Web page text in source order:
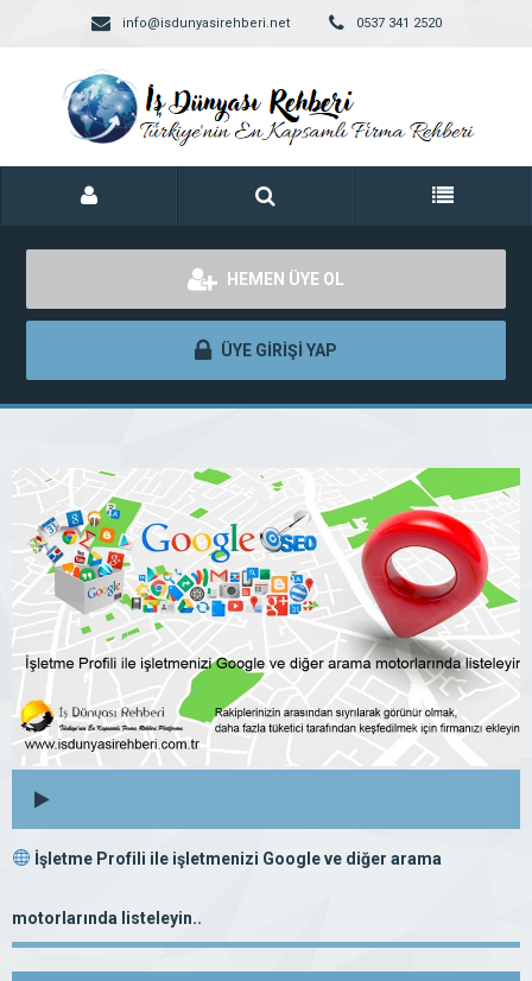
info@isdunyasirehberi.net 0537 341 2520
HEMEN ÜYE OL
ÜYE GİRİŞİ YAP
İşletme Profili ile işletmenizi Google ve diğer arama
motorlarında listeleyin..